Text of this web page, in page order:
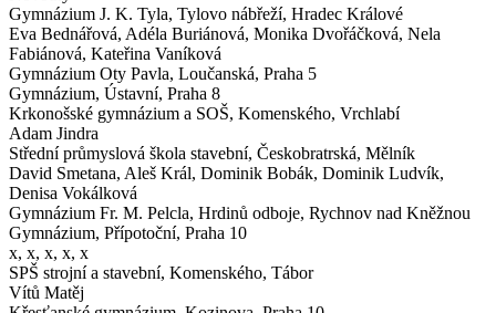
Gymnázium J. K. Tyla, Tylovo nábřeží, Hradec Králové
Eva Bednářová, Adéla Buriánová, Monika Dvořáčková, Nela
Fabiánová, Kateřina Vaníková
Gymnázium Oty Pavla, Loučanská, Praha 5
Gymnázium, Ústavní, Praha 8
Krkonošské gymnázium a SOŠ, Komenského, Vrchlabí
Adam Jindra
Střední průmyslová škola stavební, Českobratrská, Mělník
David Smetana, Aleš Král, Dominik Bobák, Dominik Ludvík,
Denisa Vokálková
Gymnázium Fr. M. Pelcla, Hrdinů odboje, Rychnov nad Kněžnou
Gymnázium, Přípotoční, Praha 10
x, x, x, x, x
SPŠ strojní a stavební, Komenského, Tábor
Vítů Matěj